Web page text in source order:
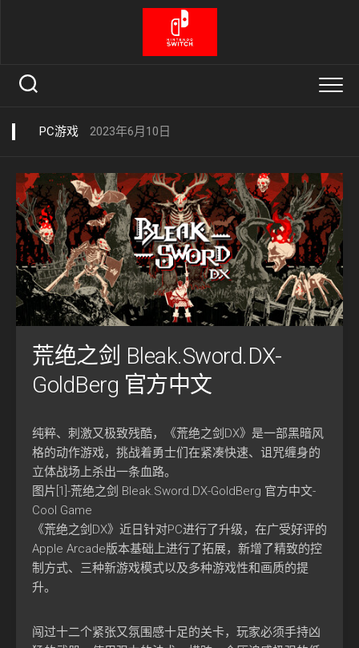
PC游戏 2023年6月10日
荒绝之剑 Bleak.Sword.DX-
GoldBerg 官方中文
纯粹、刺激又极致残酷，《荒绝之剑DX》是一部黑暗风
格的动作游戏，挑战着勇士们在紧凑快速、诅咒缠身的
立体战场上杀出一条血路。
图片[1]-荒绝之剑 Bleak.Sword.DX-GoldBerg 官方中文-
Cool Game
《荒绝之剑DX》近日针对PC进行了升级，在广受好评的
Apple Arcade版本基础上进行了拓展，新增了精致的控
制方式、三种新游戏模式以及多种游戏性和画质的提
升。
闯过十二个紧张又氛围感十足的关卡，玩家必须手持凶